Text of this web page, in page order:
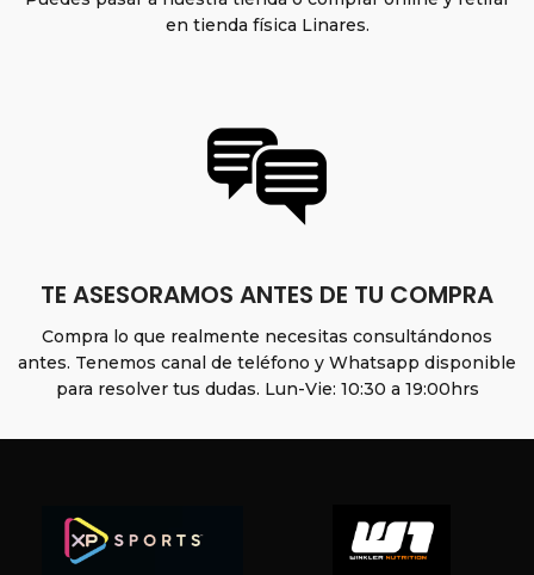
en tienda física Linares.
TE ASESORAMOS ANTES DE TU COMPRA
Compra lo que realmente necesitas consultándonos
antes. Tenemos canal de teléfono y Whatsapp disponible
para resolver tus dudas. Lun-Vie: 10:30 a 19:00hrs